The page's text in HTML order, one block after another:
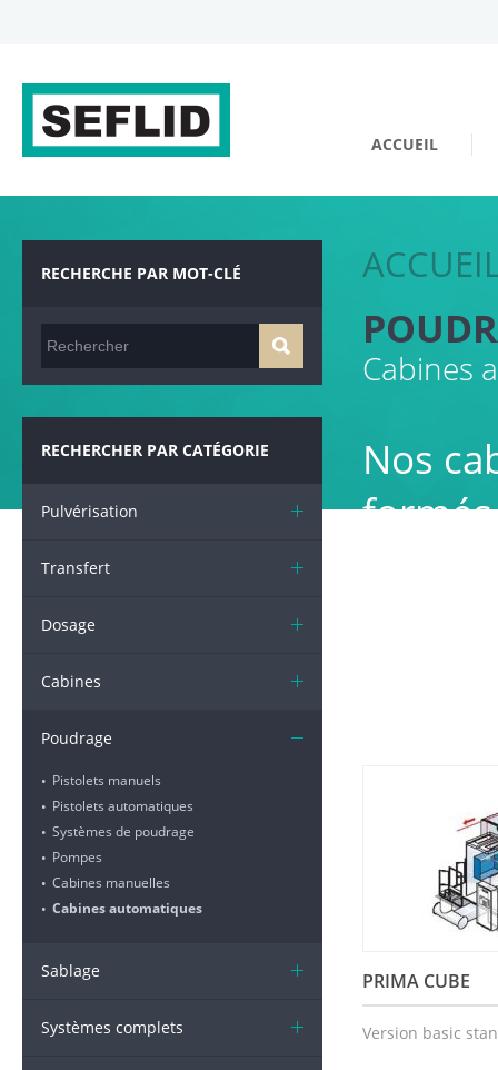
ACCUEIL
RECHERCHE PAR MOT-CLÉ
RECHERCHER PAR CATÉGORIE
Pulvérisation
Transfert
Dosage
Cabines
Poudrage
• Pistolets manuels
• Pistolets automatiques
•Systèmes de poudrage
• Pompes
•Cabines manuelles
•Cabines automatiques
Sablage
Systèmes complets
Cabines
Nos
PRIMA CUBE
Version basic